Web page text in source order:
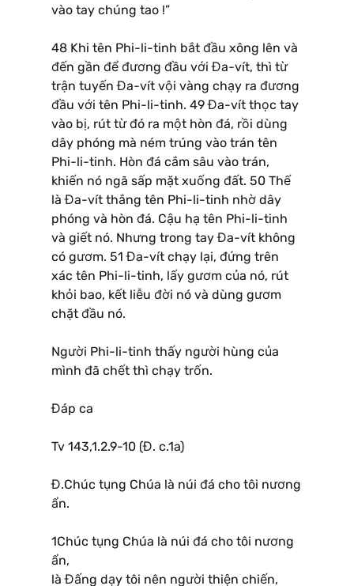
vào tay chúng tao !”
48 Khi tên Phi-li-tinh bắt đầu xông lên và
đến gần để đương đầu với Đa-vít, thì từ
trận tuyến Đa-vít vội vàng chạy ra đương
đầu với tên Phi-li-tinh. 49 Đa-vít thọc tay
vào bị, rút từ đó ra một hòn đá, rồi dùng
dây phóng mà ném trúng vào trán tên
Phi-li-tinh. Hòn đá cắm sâu vào trán,
khiến nó ngã sấp mặt xuống đất. 50 Thế
là Đa-vít thắng tên Phi-li-tinh nhờ dây
phóng và hòn đá. Cậu hạ tên Phi-li-tinh
và giết nó. Nhưng trong tay Đa-vít không
có gươm. 51 Đa-vít chạy lại, đứng trên
xác tên Phi-li-tinh, lấy gươm của nó, rút
khỏi bao, kết liễu đời nó và dùng gươm
chặt đầu nó.
Người Phi-li-tinh thấy người hùng của
mình đã chết thì chạy trốn.
Đáp ca
Tv 143,1.2.9-10 (Đ. c.1a)
Đ.Chúc tụng Chúa là núi đá cho tôi nương
ẩn.
1Chúc tụng Chúa là núi đá cho tôi nương
ẩn,
là Đấng dạy tôi nên người thiện chiến,